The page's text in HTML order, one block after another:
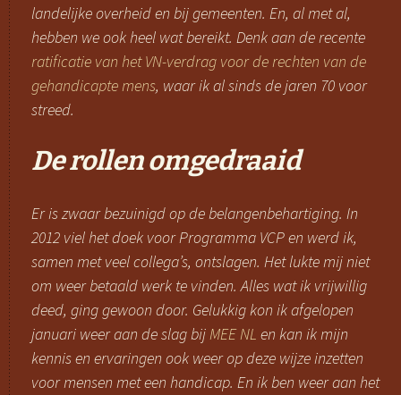
landelijke overheid en bij gemeenten. En, al met al,
hebben we ook heel wat bereikt. Denk aan de recente
ratificatie van het VN-verdrag voor de rechten van de
gehandicapte mens, waar ik al sinds de jaren 70 voor
streed.
De rollen omgedraaid
Er is zwaar bezuinigd op de belangenbehartiging. In
2012 viel het doek voor Programma VCP en werd ik,
samen met veel collega’s, ontslagen. Het lukte mij niet
om weer betaald werk te vinden. Alles wat ik vrijwillig
deed, ging gewoon door. Gelukkig kon ik afgelopen
januari weer aan de slag bijMEE NL en kan ik mijn
kennis en ervaringen ook weer op deze wijze inzetten
voor mensen met een handicap. En ik ben weer aan het